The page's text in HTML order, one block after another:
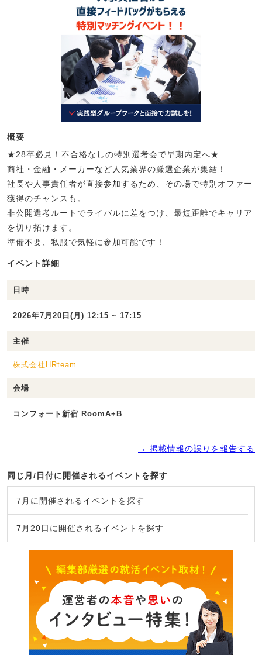
概要
★28卒必見！不合格なしの特別選考会で早期内定へ★
商社・金融・メーカーなど人気業界の厳選企業が集結！
社長や人事責任者が直接参加するため、その場で特別オファー
獲得のチャンスも。
非公開選考ルートでライバルに差をつけ、最短距離でキャリア
を切り拓けます。
準備不要、私服で気軽に参加可能です！
イベント詳細
日時
2026年7月20日(月) 12:15 ~ 17:15
主催
株式会社HRteam
会場
コンフォート新宿 RoomA+B
→ 掲載情報の誤りを報告する
同じ月/日付に開催されるイベントを探す
7月に開催されるイベントを探す
7月20日に開催されるイベントを探す